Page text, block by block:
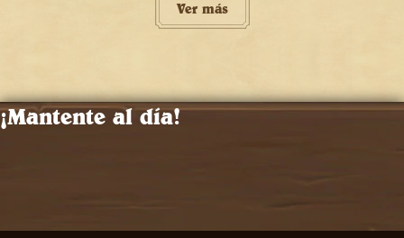
Ver más
¡Mantente al día!